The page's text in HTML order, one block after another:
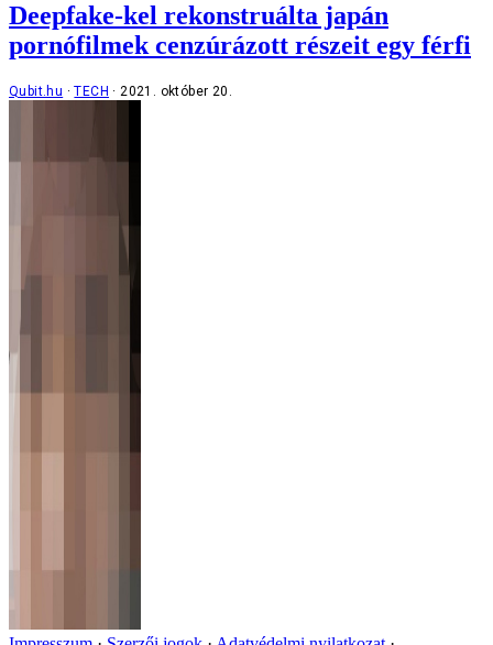
Deepfake-kel rekonstruálta japán
pornófilmek cenzúrázott részeit egy férfi
Qubit.hu TECH 2021. október 20.